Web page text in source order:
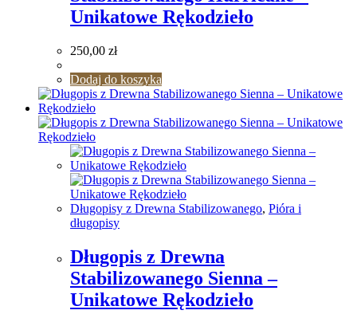
Unikatowe Rękodzieło
250,00 zł
Dodaj do koszyka
Długopisy z Drewna Stabilizowanego, Pióra i
długopisy
Długopis z Drewna
Stabilizowanego Sienna –
Unikatowe Rękodzieło